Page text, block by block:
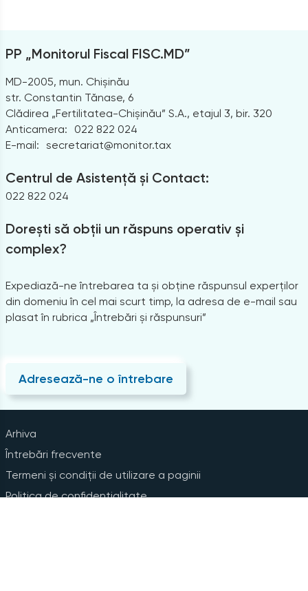
PP „Monitorul Fiscal FISC.MD”
MD-2005, mun. Chișinău
str. Constantin Tănase, 6
Clădirea „Fertilitatea-Chișinău” S.A., etajul 3, bir. 320
Anticamera:
022 822 024
E-mail: secretariat@monitor.tax
Centrul de Asistență și Contact:
022 822 024
Dorești să obții un răspuns operativ și
complex?
Expediază-ne întrebarea ta și obține răspunsul experților
din domeniu în cel mai scurt timp, la adresa de e-mail sau
plasat în rubrica „Întrebări și răspunsuri”
Adresează-ne o întrebare
Arhiva
Întrebări frecvente
Termeni și condiții de utilizare a paginii
Politica de confidențialitate